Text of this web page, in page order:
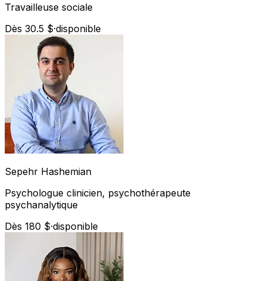
Travailleuse sociale
Dès 30.5 $·disponible
Sepehr Hashemian
Psychologue clinicien, psychothérapeute
psychanalytique
Dès 180 $·disponible